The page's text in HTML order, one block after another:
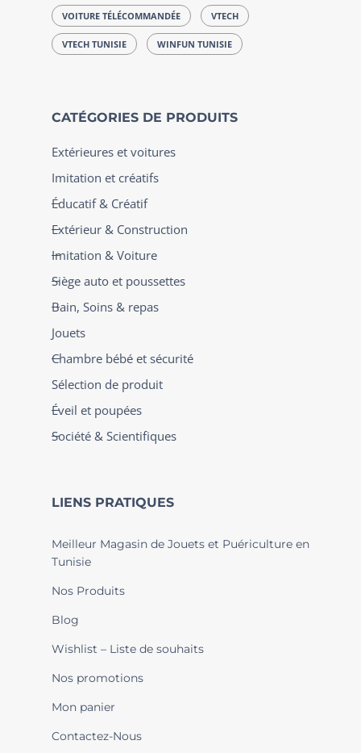
VOITURE TÉLÉCOMMANDÉE VTECH
VTECH TUNISIE WINFUN TUNISIE
CATÉGORIES DE PRODUITS
Extérieures et voitures
Imitation et créatifs
Éducatif & Créatif
Extérieur & Construction
Imitation & Voiture
Siège auto et poussettes
Bain, Soins & repas
Jouets
Chambre bébé et sécurité
Sélection de produit
Éveil et poupées
Société & Scientifiques
LIENS PRATIQUES
Meilleur Magasin de Jouets et Puériculture en
Tunisie
Nos Produits
Blog
Wishlist – Liste de souhaits
Nos promotions
Mon panier
Contactez-Nous